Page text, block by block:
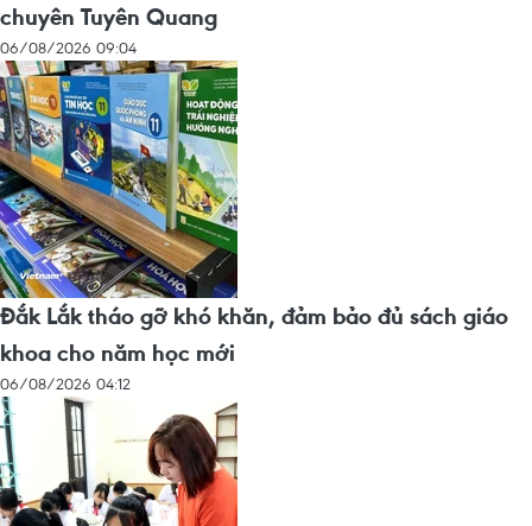
chuyên Tuyên Quang
06/08/2026 09:04
Đắk Lắk tháo gỡ khó khăn, đảm bảo đủ sách giáo
khoa cho năm học mới
06/08/2026 04:12